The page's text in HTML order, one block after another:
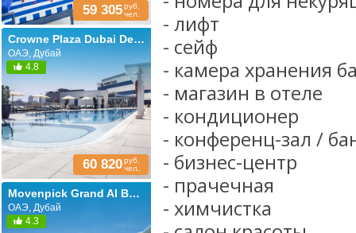
59 305руб.
чел.
Crowne Plaza Dubai Deira (ex. Renaissance Dubai)
ОАЭ, Дубай
4.8
60 820руб.
чел.
Movenpick Grand Al Bustan Dubai (ех. Roda Al Bustan Dubai Airport; Al Bustan Rotana)
ОАЭ, Дубай
4.3
- лифт
- сейф
- камера хранения
- магазин в отеле
- кондиционер
- конференц-зал /
- бизнес-центр
- прачечная
- химчистка